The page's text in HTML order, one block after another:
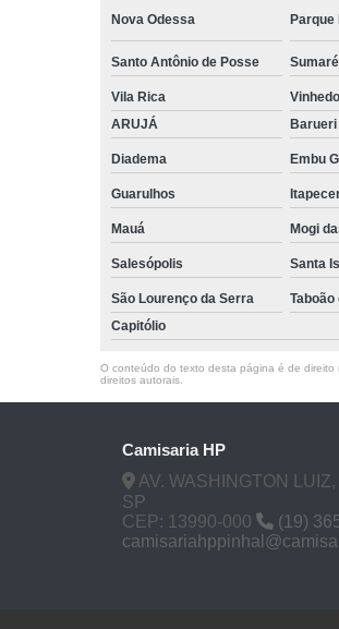
Nova Odessa Parque
Santo Antônio de Posse Sumaré
Vila Rica Vinhedo
ARUJÁ
Barueri
Diadema Embu
Guarulhos
Mauá Mogi
Salesópolis Santa
São Lourenço da Serra Taboão
Capitólio
O conteúdo do texto desta página é de direito
direitos autorais
Camisaria HP
AV. WASHINGTON
SP
CEP: 13990-000
(19)